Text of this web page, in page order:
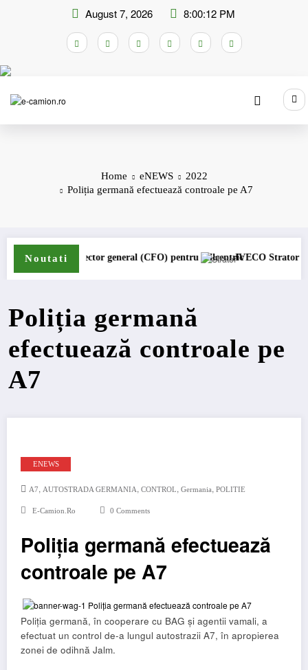
August 7, 2026 8:00:12 PM
Home eNEWS
2022
Poliția germană efectuează controale pe A7
Noutati
general (CFO) pentru cellcentricIVECO Strator se întoarce
Poliția germană
efectuează controale pe
A7
ENEWS
A7, AUTOSTRADA GERMANIA, CONTROL, Germania, POLITIE
E-Camion.ro 0 Comments
Poliția germană efectuează
controale pe A7
Poliția germană, în cooperare cu BAG și agentii vamali, a
efectuat un control de-a lungul autostrazii A7, în apropierea
zonei de odihnă Jalm.